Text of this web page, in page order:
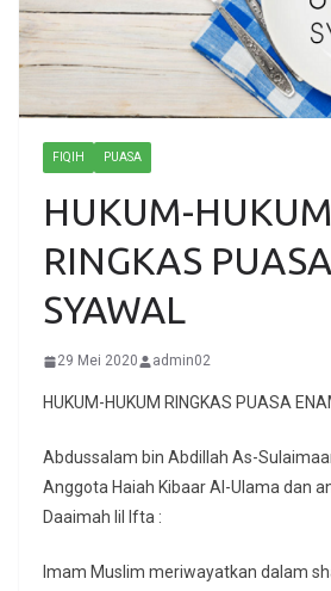
FIQIH PUASA
HUKUM-HUKUM
RINGKAS
SYAWAL
29 Mei 2020 admin02
HUKUM-HUKUM RINGKAS PUASA
Abdussalam bin Abdillah As-
Anggota Haiah Kibaar Al-Ulama dan
Daaimah lil Ifta :
Imam Muslim meriwayatkan dalam